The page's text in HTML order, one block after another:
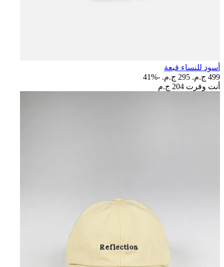
أسود للنساء قبعة
499 ج.م.‏
295 ج.م.‏
-41%
أنت وفرت 204 ج.م